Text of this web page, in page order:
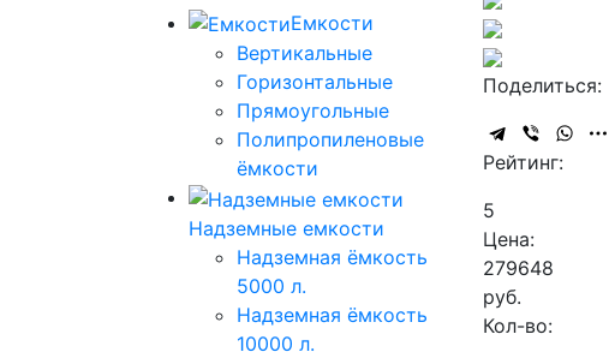
Емкости
Вертикальные
Горизонтальные
Прямоугольные
Полипропиленовые
ёмкости
Надземные емкости
Надземная ёмкость
5000 л.
Надземная ёмкость
10000 л.
Поделиться:
Рейтинг:
5
Цена:
279648
руб.
Кол-во: